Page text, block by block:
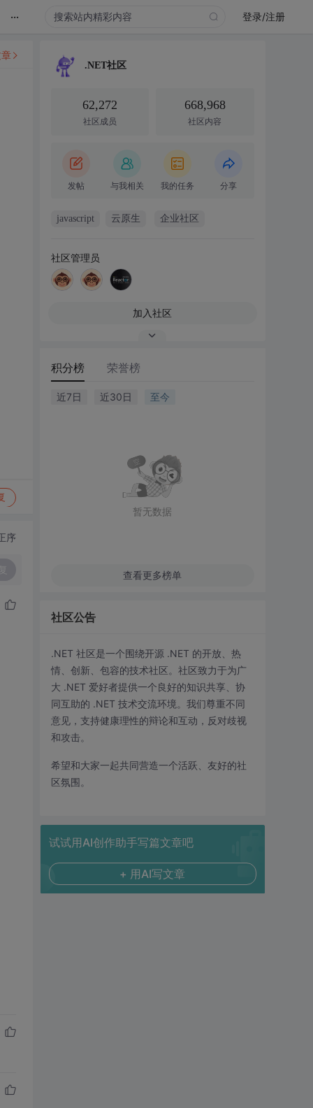
... 登录/注册
序
.NET社区
62,272
社区成员
668,968
社区内容
发帖 与我相关 我的任务 分享
javascript 云原生 企业社区
社区管理员
加入社区
积分榜 荣誉榜
近7日 近30日 至今
暂无数据
查看更多榜单
社区公告
.NET 社区是一个围绕开源 .NET 的开放、热
情、创新、包容的技术社区。社区致力于为广
大 .NET 爱好者提供一个良好的知识共享、协
同互助的 .NET 技术交流环境。我们尊重不同
意见，支持健康理性的辩论和互动，反对歧视
和攻击。
希望和大家一起共同营造一个活跃、友好的社
区氛围。
试试用AI创作助手写篇文章吧
+ 用AI写文章